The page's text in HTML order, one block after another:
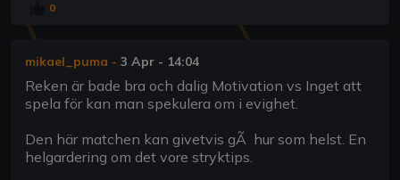
0
mikael_puma - 3 Apr - 14:04
Reken är bade bra och dalig Motivation vs Inget att
spela för kan man spekulera om i evighet.
Den här matchen kan givetvis gÃ hur som helst. En
helgardering om det vore stryktips.